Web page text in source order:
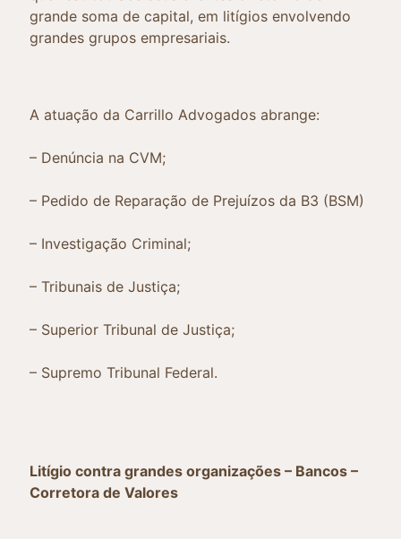
grande soma de capital, em litígios envolvendo
grandes grupos empresariais.
A atuação da Carrillo Advogados abrange:
– Denúncia na CVM;
– Pedido de Reparação de Prejuízos da B3 (BSM)
– Investigação Criminal;
– Tribunais de Justiça;
– Superior Tribunal de Justiça;
– Supremo Tribunal Federal.
Litígio contra grandes organizações – Bancos –
Corretora de Valores